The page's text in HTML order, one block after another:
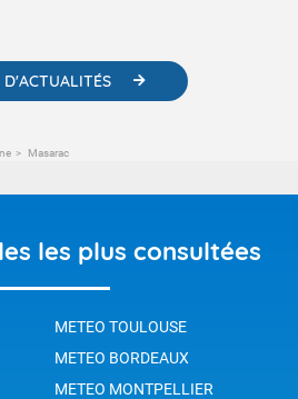
D'ACTUALITÉS
Masarac
les plus consultées
METEO TOULOUSE
METEO BORDEAUX
METEO MONTPELLIER